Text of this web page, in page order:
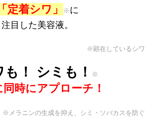
「定着シワ」 ※ に
注目した美容液。
※顕在しているシワ
も！ シミも！ ※
同時にアプローチ！
※メラニンの生成を抑え、シミ・ソバカスを防ぐ